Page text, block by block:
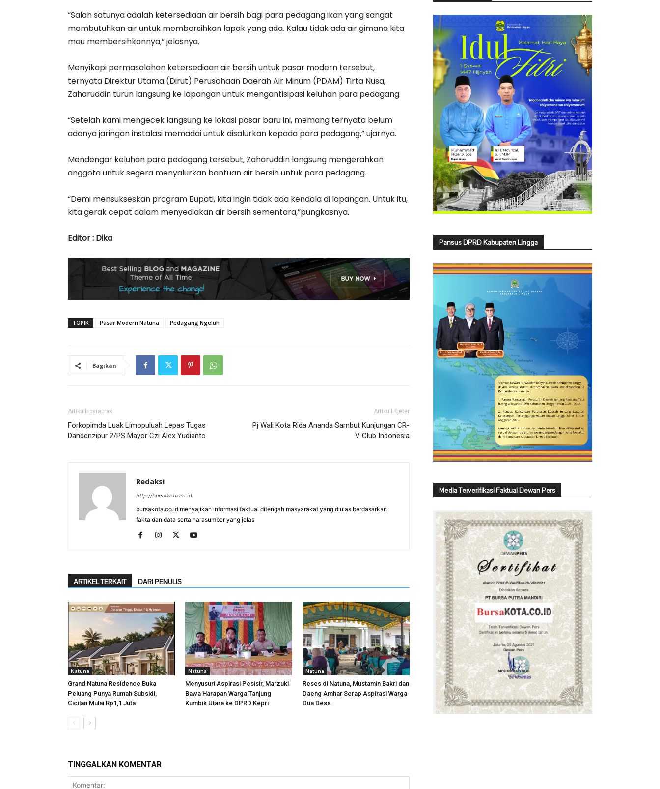
“Salah satunya adalah ketersediaan air bersih bagi para pedagang ikan yang sangat
membutuhkan air untuk membersihkan lapak yang ada. Kalau tidak ada air gimana kita
mau membersihkannya,” jelasnya.
Menyikapi permasalahan ketersediaan air bersih untuk pasar modern tersebut,
ternyata Direktur Utama (Dirut) Perusahaan Daerah Air Minum (PDAM) Tirta Nusa,
Zaharuddin turun langsung ke lapangan untuk mengantisipasi keluhan para pedagang.
“Setelah kami mengecek langsung ke lokasi pasar baru ini, memang ternyata belum
adanya jaringan instalasi memadai untuk disalurkan kepada para pedagang,” ujarnya.
Mendengar keluhan para pedagang tersebut, Zaharuddin langsung mengerahkan
anggota untuk segera menyalurkan bantuan air bersih untuk para pedagang.
“Demi mensukseskan program Bupati, kita ingin tidak ada kendala di lapangan. Untuk itu,
kita gerak cepat dalam menyediakan air bersih sementara,”pungkasnya.
Editor : Dika
TOPIK Pasar Modern Natuna Pedagang Ngeluh
Bagikan
Artikulli paraprak
Forkopimda Luak Limopuluah Lepas Tugas
Dandenzipur 2/PS Mayor Czi Alex Yudianto
Artikulli tjetër
Pj Wali Kota Rida Ananda Sambut Kunjungan CR-
V Club Indonesia
Redaksi
http://bursakota.co.id
bursakota.co.id menyajikan informasi faktual ditengah masyarakat yang diulas berdasarkan
fakta dan data serta narasumber yang jelas
ARTIKEL TERKAIT DARI PENULIS
Natuna
Grand Natuna Residence Buka
Peluang Punya Rumah Subsidi,
Cicilan Mulai Rp1,1 Juta
Natuna
Menyusuri Aspirasi Pesisir, Marzuki
Bawa Harapan Warga Tanjung
Kumbik Utara ke DPRD Kepri
Natuna
Reses di Natuna, Mustamin Bakri dan
Daeng Amhar Serap Aspirasi Warga
Dua Desa
TINGGALKAN KOMENTAR
Pansus DPRD Kabupaten Lingga
Media Terverifikasi Faktual Dewan Pers